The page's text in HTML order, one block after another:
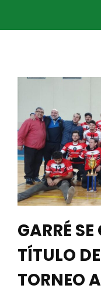
GARRÉ
TÍTULO
TORNEO